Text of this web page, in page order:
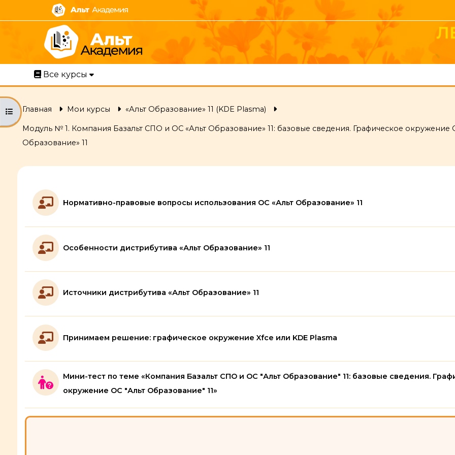
Перейти к основному содержанию
Все курсы
Открыть оглавление курса
Главная Мои курсы «Альт Образование» 11 (KDE Plasma)
Модуль № 1. Компания Базальт СПО и ОС «Альт Образование» 11: базовые сведения. Графическое окружение
Образование» 11
Нормативно-правовые вопросы использования ОС «Альт Образование» 11Лекция
Особенности дистрибутива «Альт Образование» 11Лекция
Источники дистрибутива «Альт Образование» 11Лекция
Принимаем решение: графическое окружение Xfce или KDE PlasmaЛекция
Мини-тест по теме «Компания Базальт СПО и ОС "Альт Образование" 11: базовые сведения.
окружение ОС "Альт Образование" 11»